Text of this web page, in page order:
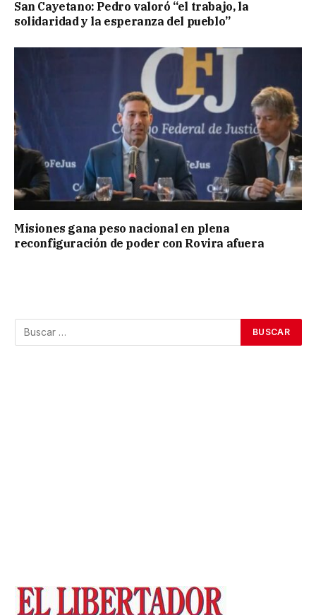
San Cayetano: Pedro valoró “el trabajo, la
solidaridad y la esperanza del pueblo”
Misiones gana peso nacional en plena
reconfiguración de poder con Rovira afuera